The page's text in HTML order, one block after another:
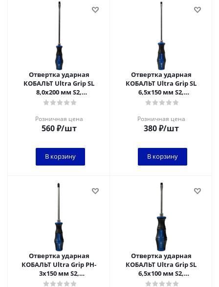
Отвертка ударная
КОБАЛЬТ Ultra Grip SL
8,0x200 мм S2,
двухкомпонентная
Розничная цена
560₽/шт
В корзину
Отвертка ударная
КОБАЛЬТ Ultra Grip SL
6,5x150 мм S2,
двухкомпонентная
Розничная цена
380₽/шт
В корзину
Отвертка ударная
КОБАЛЬТ Ultra Grip PH-
3x150 мм S2,
двухкомпонентная
Отвертка ударная
КОБАЛЬТ Ultra Grip SL
6,5x100 мм S2,
двухкомпонентная